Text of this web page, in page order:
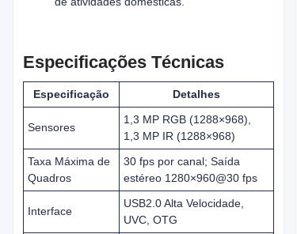
Especificações Técnicas
Especificação Detalhes
Sensores
1,3 MP RGB (1288×968),
1,3 MP IR (1288×968)
Taxa Máxima de
Quadros
30 fps por canal; Saída
estéreo 1280×960@30 fps
Interface
USB2.0 Alta Velocidade,
UVC, OTG